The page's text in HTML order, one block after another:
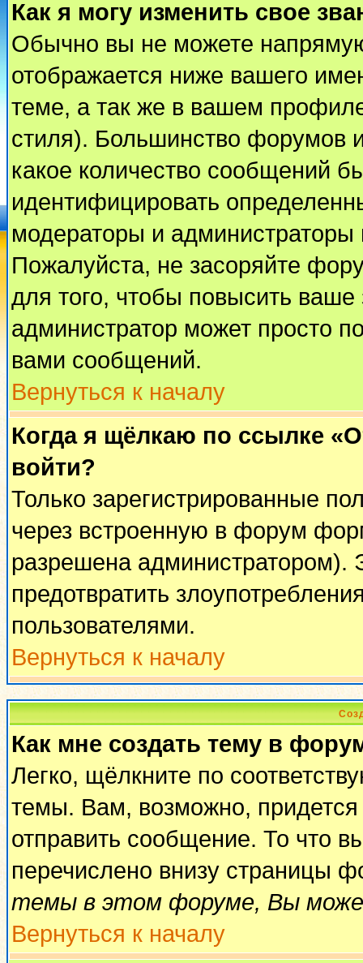
Как я могу изменить свое
Обычно вы не можете
отображается ниже вашего
теме, а так же в вашем
стиля). Большинство форумов
какое количество сообщений
идентифицировать
модераторы и администраторы
Пожалуйста, не засоряйте
для того, чтобы повысить
администратор может просто
вами сообщений.
Вернуться к началу
Когда я щёлкаю по ссылке
войти?
Только зарегистрированные
через встроенную в форум
разрешена администратором).
предотвратить
пользователями.
Вернуться к началу
Как мне создать тему в
Легко, щёлкните по
темы. Вам, возможно, придется
отправить сообщение. То что
перечислено внизу страницы
темы в этом форуме, Вы
Вернуться к началу